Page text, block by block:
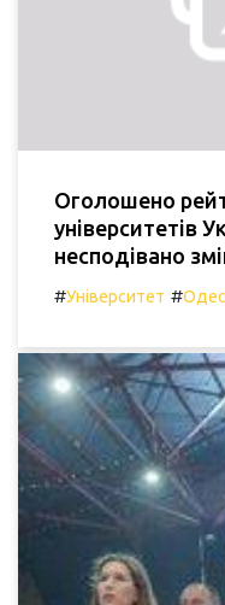
Оголошено
університетів
несподівано
#Університет #